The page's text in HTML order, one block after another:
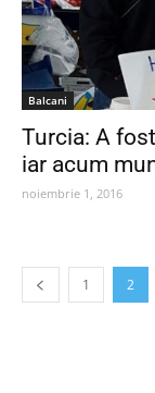
Balcani
Turcia: A
iar acum
noiembrie 1, 2016
1 2